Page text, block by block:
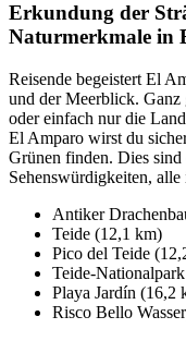
Erkundung der
Naturmerkmale in
Reisende begeistert El
und der Meerblick. Ganz
oder einfach nur die
El Amparo wirst du
Grünen finden. Dies sind
Sehenswürdigkeiten,
Antiker
Teide (12,1 km)
Pico del Teide
Teide-
Playa Jardín (16,2
Risco Bello